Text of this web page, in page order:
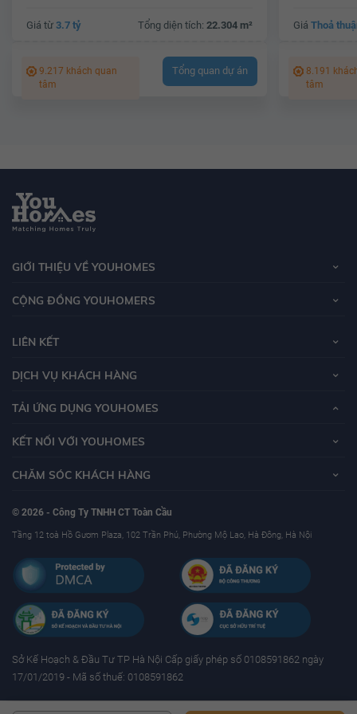
Giá từ 3.7 tỷ Tổng diện tích: 22.304 m²
9.217 khách quan
tâm
Tổng quan dự án
Giá Thoả
8.191
tâm
GIỚI THIỆU VỀ YOUHOMES
CỘNG ĐỒNG YOUHOMERS
LIÊN KẾT
DỊCH VỤ KHÁCH HÀNG
TẢI ỨNG DỤNG YOUHOMES
KẾT NỐI VỚI YOUHOMES
CHĂM SÓC KHÁCH HÀNG
© 2026 - Công Ty TNHH CT Toàn Cầu
Tầng 12 toà Hồ Gươm Plaza, 102 Trần Phú, Phường Mộ Lao, Hà Đông, Hà Nội
Sở Kế Hoạch & Ðầu Tư TP Hà Nội Cấp giấy phép số 0108591862 ngày
17/01/2019 - Mã số thuế: 0108591862